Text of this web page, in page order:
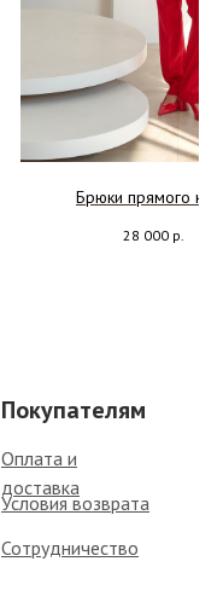
Брюки прямого
28 000 р.
Покупателям
Оплата и
доставка
Условия возврата
Сотрудничество